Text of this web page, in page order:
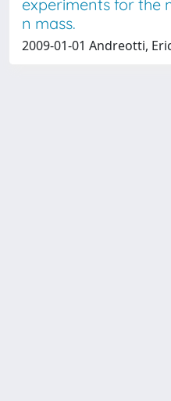
experiments for the
n mass.
2009-01-01 Andreotti,